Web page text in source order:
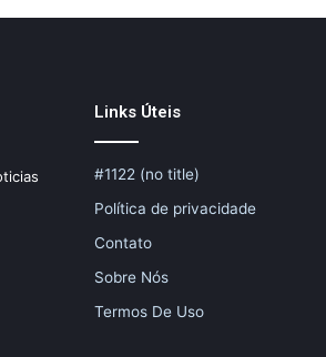
Links Úteis
#1122 (no title)
Política de privacidade
Contato
Sobre Nós
Termos De Uso